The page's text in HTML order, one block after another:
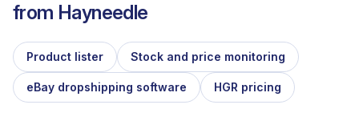
from Hayneedle
Product lister Stock and price monitoring
eBay dropshipping software HGR pricing